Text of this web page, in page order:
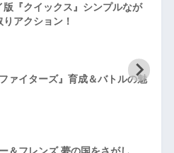
版『クイックス』シンプルなが
アクション！
ァイターズ』育成＆バトルの魅
＆フレンズ 夢の国をさがし